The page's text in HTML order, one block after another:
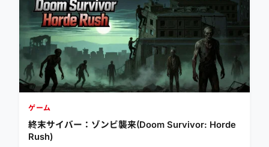
ゲーム
終末サイバー：ゾンビ襲来(Doom Survivor: Horde
Rush)